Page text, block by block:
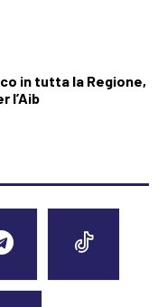
in tutta la Regione,
l’Aib